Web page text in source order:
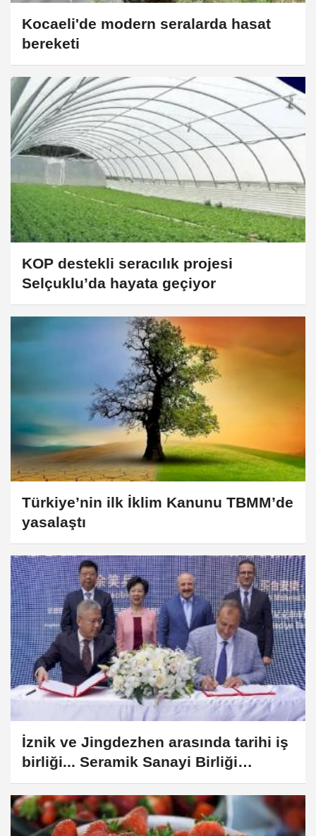
Kocaeli'de modern seralarda hasat
bereketi
KOP destekli seracılık projesi
Selçuklu’da hayata geçiyor
Türkiye’nin ilk İklim Kanunu TBMM’de
yasalaştı
İznik ve Jingdezhen arasında tarihi iş
birliği... Seramik Sanayi Birliği
İstanbul’da imzalandı